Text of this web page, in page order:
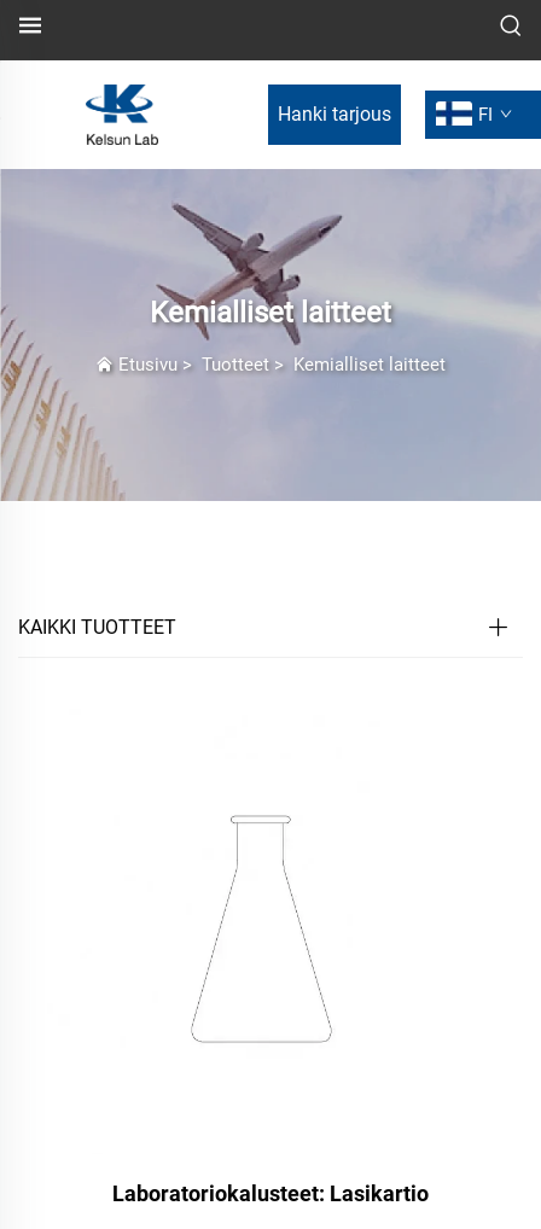
Hanki tarjous FI
Kemialliset laitteet
Etusivu> Tuotteet > Kemialliset laitteet
KAIKKI TUOTTEET
Laboratoriokalusteet: Lasikartio